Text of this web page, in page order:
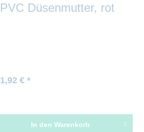
PVC Düsenmutter, rot
1,92 € *
In den Warenkorb